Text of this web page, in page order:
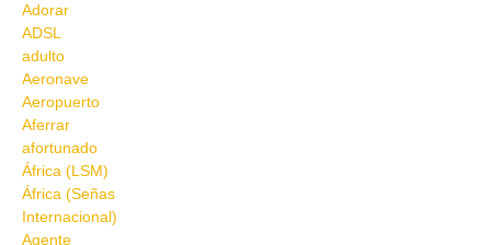
Adorar
ADSL
adulto
Aeronave
Aeropuerto
Aferrar
afortunado
África (LSM)
África (Señas
Internacional)
Agente